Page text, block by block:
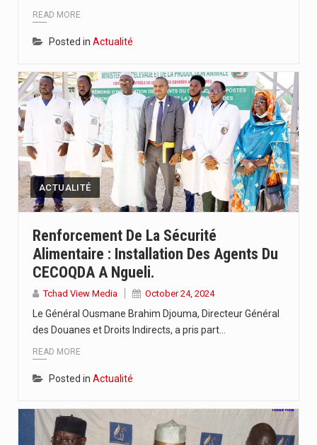
READ MORE
Posted in Actualité
ACTUALITÉ
Renforcement De La Sécurité
Alimentaire : Installation Des Agents Du
CECOQDA A Ngueli.
Tchad View Media October 24, 2024
Le Général Ousmane Brahim Djouma, Directeur Général
des Douanes et Droits Indirects, a pris part…
READ MORE
Posted in Actualité